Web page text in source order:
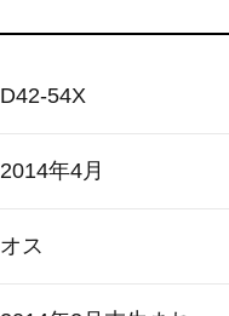
D42-54X
2014年4月
オス